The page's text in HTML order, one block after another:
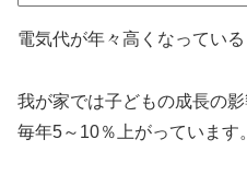
電気代が年々高くなっている
我が家では子どもの成長の
毎年5～10％上がっています。